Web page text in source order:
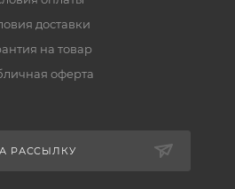
доставки
на товар
оферта
РАССЫЛКУ